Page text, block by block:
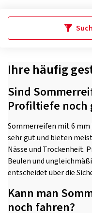
Ihre häufig
Sind
Profiltiefe noch
Sommerreifen mit 6
sehr gut und bieten
Nässe und Trockenheit.
Beulen und
entscheidet über die
Kann man
noch fahren?